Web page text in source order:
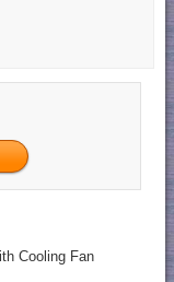
Cooling Fan